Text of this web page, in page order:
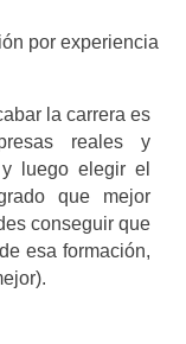
por experiencia
la carrera es
reales y
luego elegir el
que mejor
conseguir que
esa formación,